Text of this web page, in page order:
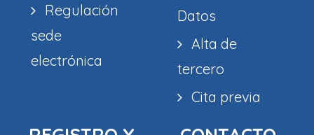
Regulación
sede
electrónica
Datos
Alta de
tercero
Cita previa